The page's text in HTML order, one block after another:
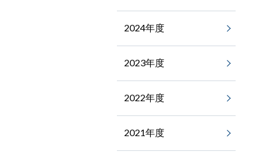
2024年度
2023年度
2022年度
2021年度